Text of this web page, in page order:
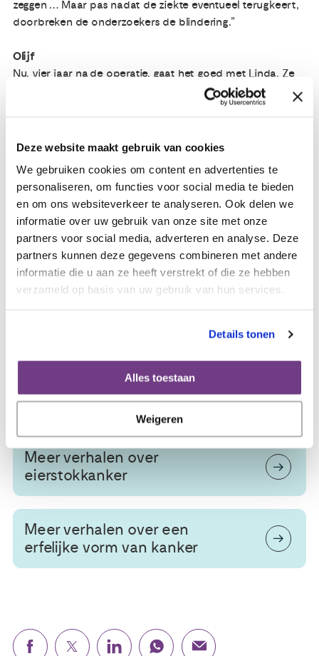
Deze website maakt gebruik van cookies
We gebruiken cookies om content en advertenties te
personaliseren, om functies voor social media te bieden
en om ons websiteverkeer te analyseren. Ook delen we
informatie over uw gebruik van onze site met onze
partners voor social media, adverteren en analyse. Deze
partners kunnen deze gegevens combineren met andere
informatie die u aan ze heeft verstrekt of die ze hebben
verzameld op basis van uw gebruik van hun services.
Details tonen
Alles toestaan
Weigeren
zeggen … Maar pas nadat de ziekte eventueel terugkeert,
doorbreken de onderzoekers de blindering.”
Olijf
Nu, vier jaar na de operatie, gaat het goed met Linda. Ze
‘loopt’ bij een orthomoleculair arts die haar een hele
batterij aan voedingssupplementen heeft voorgeschreven.
het daarmee niet eens. “Verder ben ik enorm gaan
voor vrouwen met gynaecologische kanker.”
Linda blikt terug op een “bijzonder zware periode, waar ik
als een wrak ben uit gekomen. Ik kon letterlijk niet meer
lopen. Het opkrabbelen – fysiek – heeft lang geduurd. Mijn
leven is voorgoed veranderd. Het onbezorgde is weg. Ik
leef met de dood dichtbij; het is niet anders. Maar dat is
niet per se erg. Ik geniet van momenten. Dat is nieuw voor
veranderingen in haar gezondheid zijn opgetreden.
Bron: Pharmaceutisch Weekblad nummer 07 (2018)
Meer verhalen over
eierstokkanker
Meer verhalen over een
erfelijke vorm van kanker